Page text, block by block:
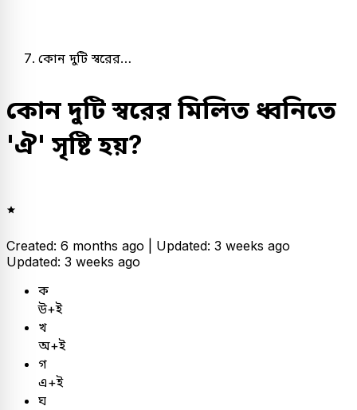
কোন দুটি স্বরের…
কোন দুটি স্বরের মিলিত ধ্বনিতে
'ঐ' সৃষ্টি হয়?
Created: 6 months ago | Updated: 3 weeks ago
Updated: 3 weeks ago
ক
উ+ই
খ
অ+ই
গ
এ+ই
ঘ